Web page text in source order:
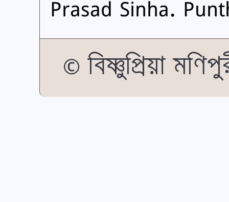
Prasad Sinha.
© বিষ্ণুপ্রিয়া